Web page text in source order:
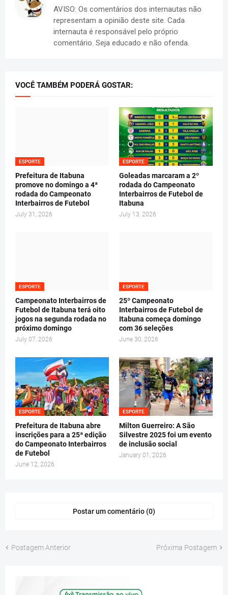
AVISO: Os comentários dos internautas não
representam a opinião deste site. Cada
internauta é responsável pelo próprio
comentário. Seja educado e não ofenda.
VOCÊ TAMBÉM PODERÁ GOSTAR:
ESPORTE
Prefeitura de Itabuna
promove no domingo a 4ª
rodada do Campeonato
Interbairros de Futebol
July 31, 2026
ESPORTE
Goleadas marcaram a 2º
rodada do Campeonato
Interbairros de Futebol de
Itabuna
July 13, 2026
ESPORTE
Campeonato Interbairros de
Futebol de Itabuna terá oito
jogos na segunda rodada no
próximo domingo
July 07, 2026
ESPORTE
25º Campeonato
Interbairros de Futebol de
Itabuna começa domingo
com 36 seleções
June 30, 2026
ESPORTE
Prefeitura de Itabuna abre
inscrições para a 25ª edição
do Campeonato Interbairros
de Futebol
June 12, 2026
ESPORTE
Milton Guerreiro: A São
Silvestre 2025 foi um evento
de inclusão social
January 01, 2026
Postar um comentário (0)
Postagem Anterior Próxima Postagem